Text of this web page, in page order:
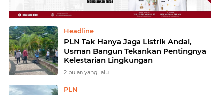
Headline
PLN Tak Hanya Jaga Listrik Andal,
Usman Bangun Tekankan Pentingnya
Kelestarian Lingkungan
2 bulan yang lalu
PLN